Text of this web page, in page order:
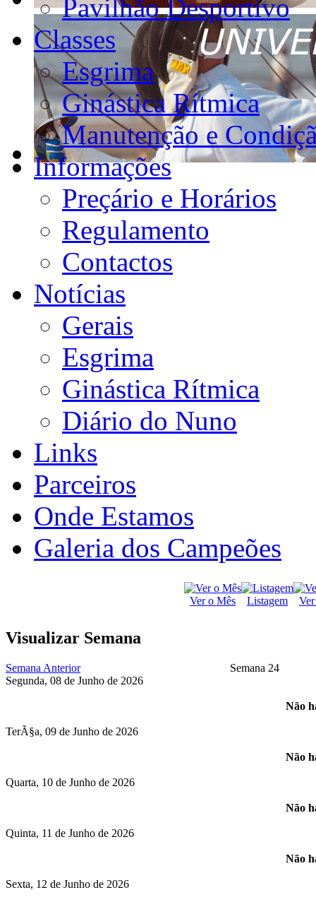
Pavilhão Desportivo
Classes
Esgrima
Ginástica Rítmica
Manutenção e
Informações
Preçário e Horários
Regulamento
Contactos
Notícias
Gerais
Esgrima
Ginástica Rítmica
Diário do Nuno
Links
Parceiros
Onde Estamos
Galeria dos Campeões
Ver o Mês Listagem
Visualizar Semana
Semana Anterior
Semana 24
Segunda, 08 de Junho de 2026
Não
TerÃ§a, 09 de Junho de 2026
Não
Quarta, 10 de Junho de 2026
Não
Quinta, 11 de Junho de 2026
Não
Sexta, 12 de Junho de 2026